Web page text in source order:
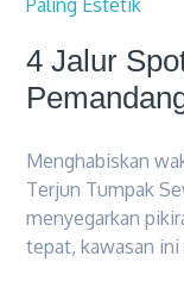
4 Jalur
Menghabiskan
Terjun Tumpak
menyegarkan
tepat, kawasan